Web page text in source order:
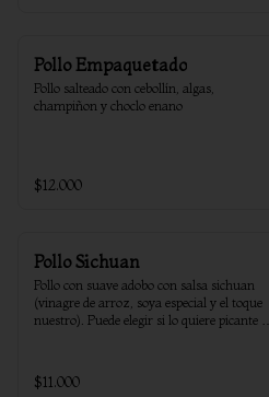
Pollo Empaquetado
Pollo salteado con cebollín, algas,
champiñon y choclo enano
$12.000
Pollo Sichuan
Pollo con suave adobo con salsa sichuan
(vinagre de arroz, soya especial y el toque
nuestro). Puede elegir si lo quiere picante o
$11.000